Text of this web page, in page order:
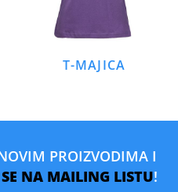
T-MAJICA
PROIZVODIMA I
SE NA MAILING LISTU!